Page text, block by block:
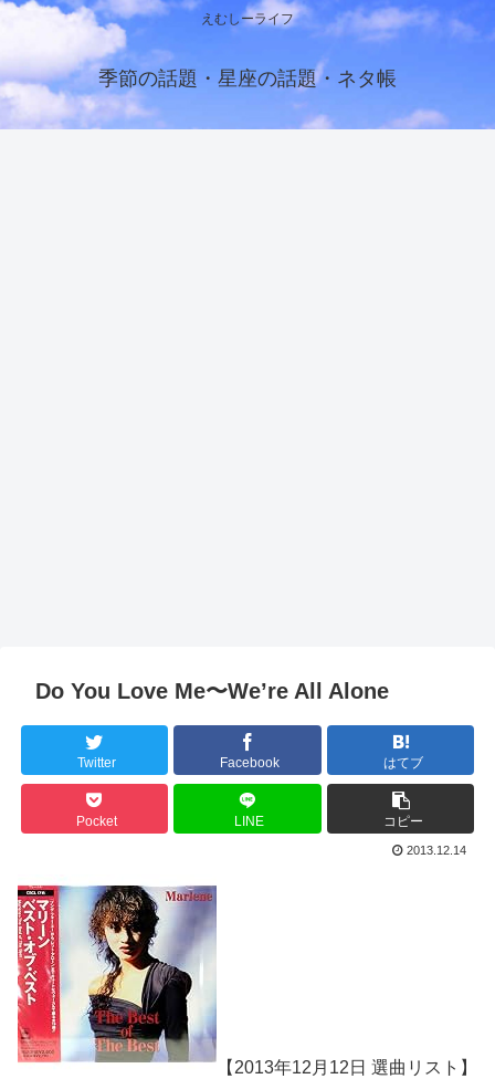
えむしーライフ
季節の話題・星座の話題・ネタ帳
Do You Love Me〜We’re All Alone
Twitter Facebook はてブ
Pocket LINE コピー
2013.12.14
【2013年12月12日 選曲リスト】